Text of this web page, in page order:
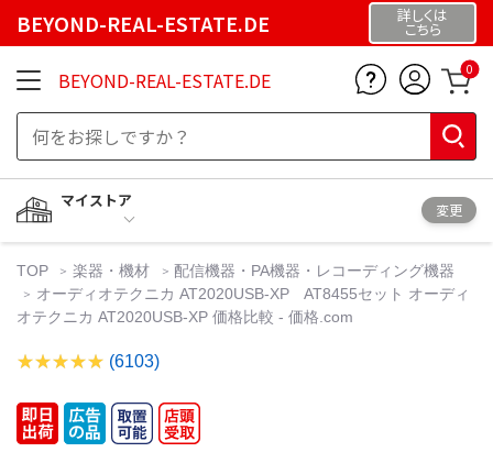
BEYOND-REAL-ESTATE.DE 詳しくは
こちら
BEYOND-REAL-ESTATE.DE 0
マイストア
変更
TOP 楽器・機材
配信機器・PA機器・レコーディング機器
オーディオテクニカ AT2020USB-XP AT8455セット オーディ
オテクニカ AT2020USB-XP 価格比較 - 価格.com
(6103)